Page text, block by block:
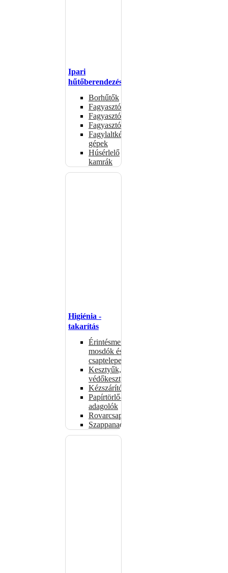
Ipari
hűtőberendezések
Borhűtők
Fagyasztóasztalok
Fagyasztóládák
Fagyasztószekrények
Fagylaltkészítő
gépek
Húsérlelő
kamrák
Higiénia -
takarítás
Érintésmentes
mosdók és
csaptelepek
Kesztyűk,
védőkesztyűk
Kézszárítók
Papírtörlő-
adagolók
Rovarcsapdák
Szappanadagolók